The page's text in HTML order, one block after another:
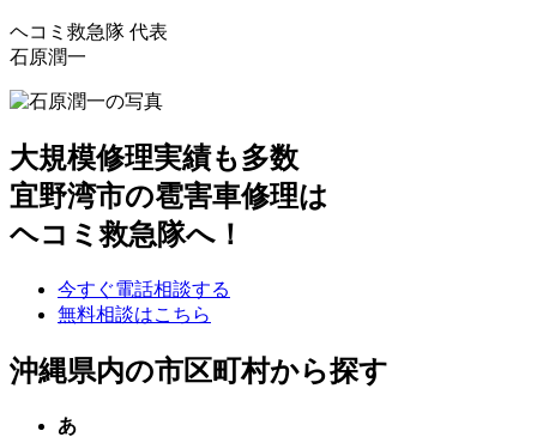
ヘコミ救急隊 代表
石原潤一
大規模修理実績も多数
宜野湾市の雹害車修理は
ヘコミ救急隊へ！
今すぐ電話相談する
無料相談はこちら
沖縄県内の市区町村から探す
あ